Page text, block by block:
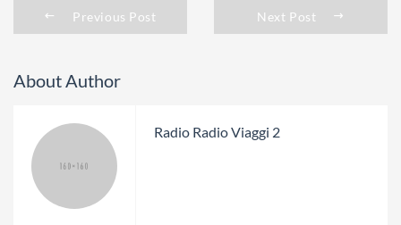
Previous Post Next Post
About Author
Radio Radio Viaggi 2